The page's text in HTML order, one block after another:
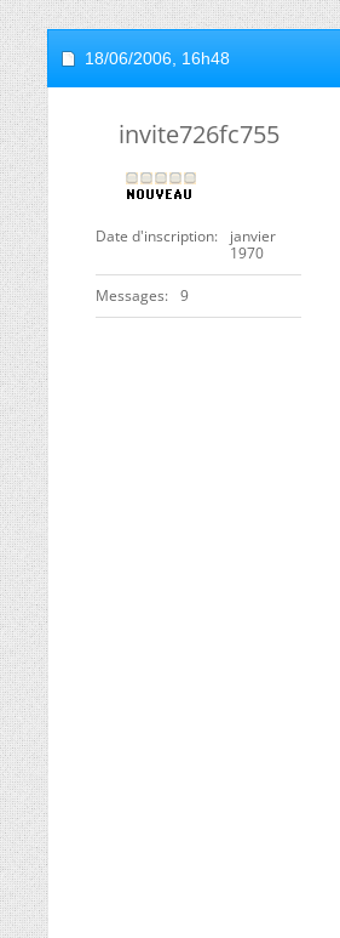
18/06/2006, 16h48
invite726fc755
Date d'inscription
janvier
1970
Messages 9